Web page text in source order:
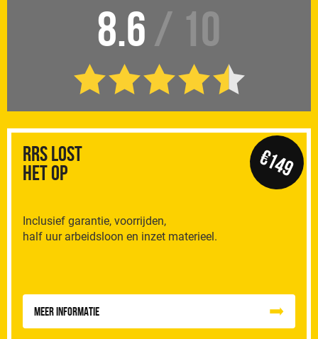
8.6 / 10
RRS Lost
het op
Inclusief garantie, voorrijden,
half uur arbeidsloon en inzet materieel.
€149
Meer informatie